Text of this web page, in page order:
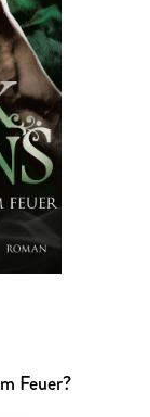
Feuer?